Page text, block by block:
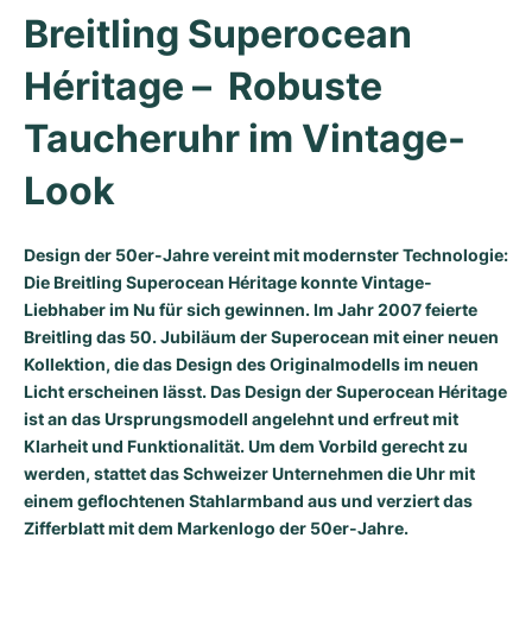
Milgauss
Oyster Perpetual
Yacht-Master
Yacht-Master II
Sea-Dweller
Sky-Dweller
Submariner
Damenuhren
Ronde
Rotonde
Crash
Pasha
Tortue
Baignoire
Ballon Blanc
Roadster
Gebraucht
Damenuhren
Professional
Bentley
Transocean
Cockpit
Chronospace
Super Avenger
Galactic
Montbrillant
Gebraucht
Damenuhren
Formula 1
Grand Carrera
Gebraucht
Damenuhren
Portofino
Portugieser
Da Vinci
Aquatimer
Spitfire
GST
Vintage
Gebraucht
Spirit of Big Bang
King Power
Gebraucht
Breitling Superocean
Héritage –  Robuste
Taucheruhr im Vintage-
Look
Design der 50er-Jahre vereint mit modernster Technologie:
Die Breitling Superocean Héritage konnte Vintage-
Liebhaber im Nu für sich gewinnen. Im Jahr 2007 feierte
Breitling das 50. Jubiläum der Superocean mit einer neuen
Kollektion, die das Design des Originalmodells im neuen
Licht erscheinen lässt. Das Design der Superocean Héritage
ist an das Ursprungsmodell angelehnt und erfreut mit
Klarheit und Funktionalität. Um dem Vorbild gerecht zu
werden, stattet das Schweizer Unternehmen die Uhr mit
einem geflochtenen Stahlarmband aus und verziert das
Zifferblatt mit dem Markenlogo der 50er-Jahre.